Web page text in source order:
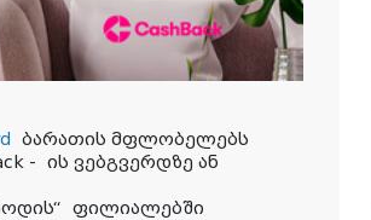
ბარათის მფლობელებს
- ის ვებგვერდზე ან
“ ფილიალებში